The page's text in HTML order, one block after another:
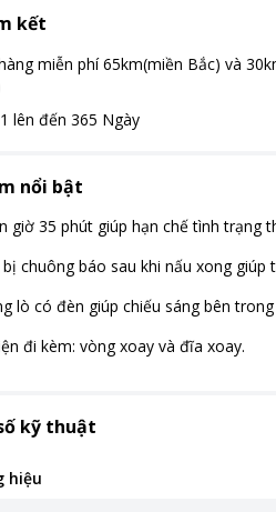
kết
miễn phí 65km(miền Bắc) và
lên đến 365 Ngày
nổi bật
giờ 35 phút giúp hạn chế tình trạng
bị chuông báo sau khi nấu xong
lò có đèn giúp chiếu sáng bên
đi kèm: vòng xoay và đĩa xoay.
kỹ thuật
hiệu